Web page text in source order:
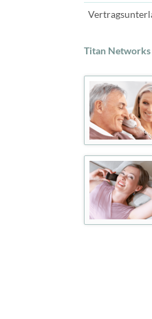
Titan